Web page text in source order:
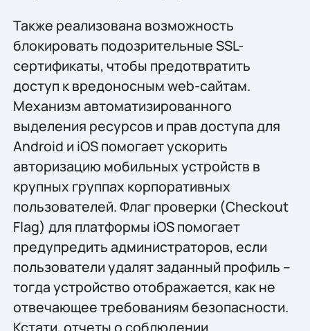
Также реализована возможность
блокировать подозрительные SSL-
сертификаты, чтобы предотвратить
доступ к вредоносным web-сайтам.
Механизм автоматизированного
выделения ресурсов и прав доступа для
Android и iOS помогает ускорить
авторизацию мобильных устройств в
крупных группах корпоративных
пользователей. Флаг проверки (Checkout
Flag) для платформы iOS помогает
предупредить администраторов, если
пользователи удалят заданный профиль –
тогда устройство отображается, как не
отвечающее требованиям безопасности.